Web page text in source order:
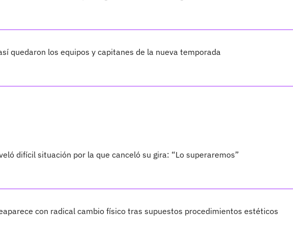
quedaron los equipos y capitanes de la nueva temporada
difícil situación por la que canceló su gira: “Lo superaremos”
con radical cambio físico tras supuestos procedimientos estéticos